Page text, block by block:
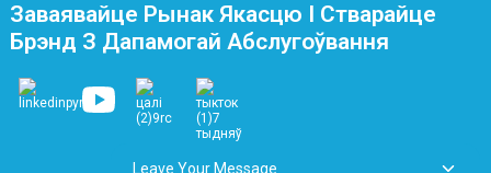
Заваявайце Рынак Якасцю І Стварайце
Брэнд З Дапамогай Абслугоўвання
Leave Your Message